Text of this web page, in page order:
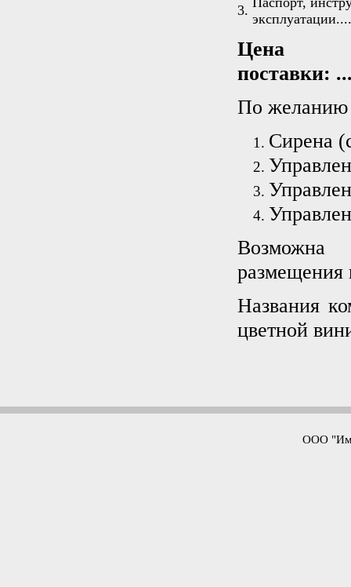
3.
поставки:
По желанию
Сирена
Возможна
размещения
Названия
цветной
ООО